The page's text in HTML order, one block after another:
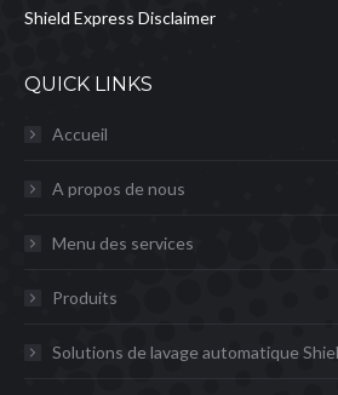
Shield Express Disclaimer
QUICK LINKS
Accueil
A propos de nous
Menu des services
Produits
Solutions de lavage automatique